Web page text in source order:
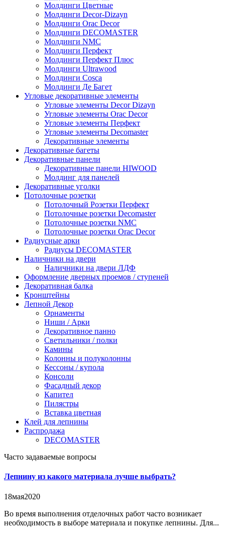
Молдинги Цветные
Молдинги Decor-Dizayn
Молдинги Orac Decor
Молдинги DECOMASTER
Молдинги NMC
Молдинги Перфект
Молдинги Перфект Плюс
Молдинги Ultrawood
Молдинги Cosca
Молдинги Де Багет
Угловые декоративные элементы
Угловые элементы Decor Dizayn
Угловые элементы Orac Decor
Угловые элементы Перфект
Угловые элементы Decomaster
Декоративные элементы
Декоративные багеты
Декоративные панели
Декоративные панели HIWOOD
Молдинг для панелей
Декоративные уголки
Потолочные розетки
Потолочный Розетки Перфект
Потолочные розетки Decomaster
Потолочные розетки NMC
Потолочные розетки Orac Decor
Радиусные арки
Радиусы DECOMASTER
Наличники на двери
Наличники на двери ЛДФ
Оформление дверных проемов / ступеней
Декоративная балка
Кронштейны
Лепной Декор
Орнаменты
Ниши / Арки
Декоративное панно
Светильники / полки
Камины
Колонны и полуколонны
Кессоны / купола
Консоли
Фасадный декор
Капител
Пилястры
Вставка цветная
Клей для лепнины
Распродажа
DECOMASTER
Часто задаваемые вопросы
Лепнину из какого материала лучше выбрать?
18мая2020
Во время выполнения отделочных работ часто возникает
необходимость в выборе материала и покупке лепнины. Для...